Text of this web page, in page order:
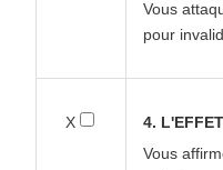
Vous
pour
X
4.
Vous